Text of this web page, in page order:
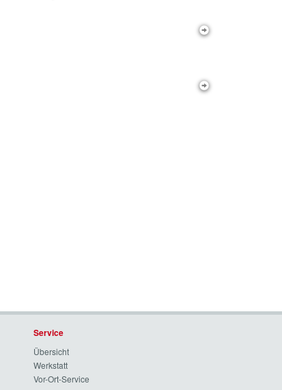
Service
Übersicht
Werkstatt
Vor-Ort-Service